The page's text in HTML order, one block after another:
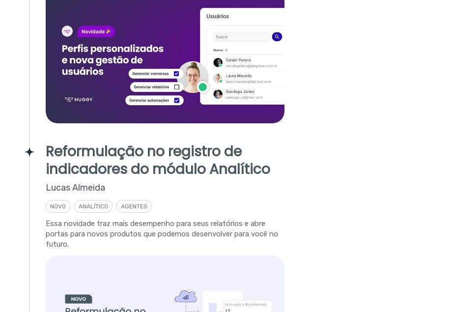
Reformulação no registro de
indicadores do módulo Analítico
Lucas Almeida
NOVO ANALÍTICO AGENTES
Essa novidade traz mais desempenho para seus relatórios e abre
portas para novos produtos que podemos desenvolver para você no
futuro.